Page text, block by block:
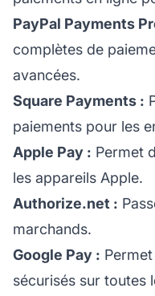
PayPal Payments
complètes de
avancées.
Square Payments :
paiements pour les
Apple Pay : Permet
les appareils Apple.
Authorize.net :
marchands.
Google Pay :
sécurisés sur toutes